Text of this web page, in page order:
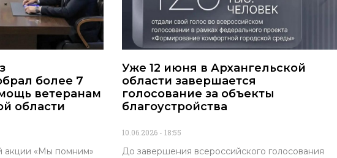
более 7
ветеранам
области
акции «Мы помним»
Уже 12 июня в Архангельской
области завершается
голосование за объекты
благоустройства
10.06.2026 18:55
До завершения всероссийского голосования